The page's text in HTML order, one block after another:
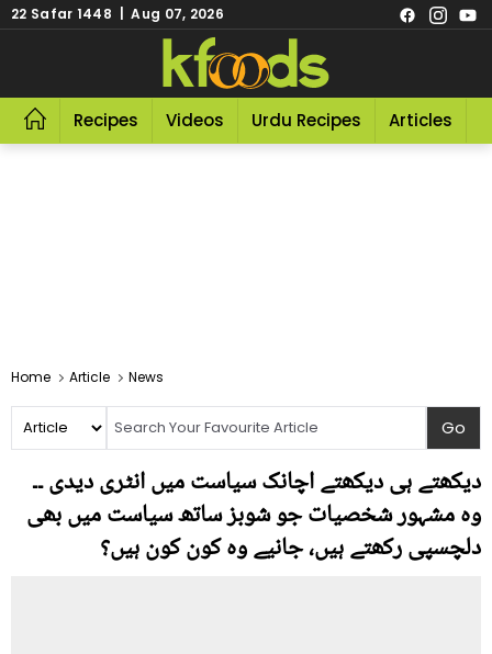
22 Safar 1448 | Aug 07, 2026
Recipes Videos Urdu Recipes Articles
Home Article News
دیکھتے ہی دیکھتے اچانک سیاست میں انٹری دیدی ۔۔
وہ مشہور شخصیات جو شوبز ساتھ سیاست میں بھی
دلچسپی رکھتے ہیں، جانیے وہ کون کون ہیں؟